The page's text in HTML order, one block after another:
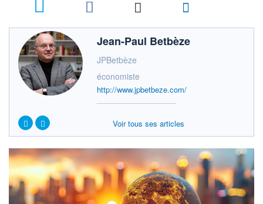
Jean-Paul Betbèze
JPBetbèze
économiste
http://www.jpbetbeze.com/
Voir tous ses articles